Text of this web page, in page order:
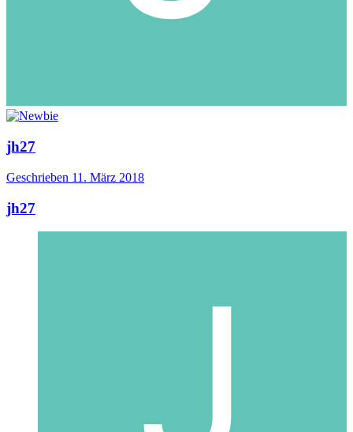
jh27
Geschrieben 11. März 2018
jh27